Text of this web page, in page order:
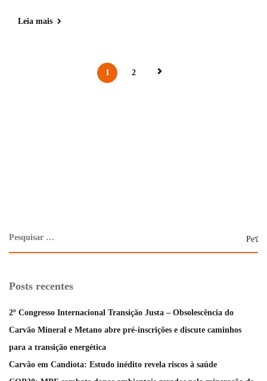
Leia mais
1 2
Posts recentes
2º Congresso Internacional Transição Justa – Obsolescência do
Carvão Mineral e Metano abre pré-inscrições e discute caminhos
para a transição energética
Carvão em Candiota: Estudo inédito revela riscos à saúde